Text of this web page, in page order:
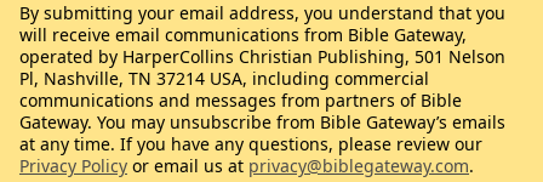
By submitting your email address, you understand that you
will receive email communications from Bible Gateway,
operated by HarperCollins Christian Publishing, 501 Nelson
Pl, Nashville, TN 37214 USA, including commercial
communications and messages from partners of Bible
Gateway. You may unsubscribe from Bible Gateway’s emails
at any time. If you have any questions, please review our
Privacy Policy or email us at privacy@biblegateway.com.